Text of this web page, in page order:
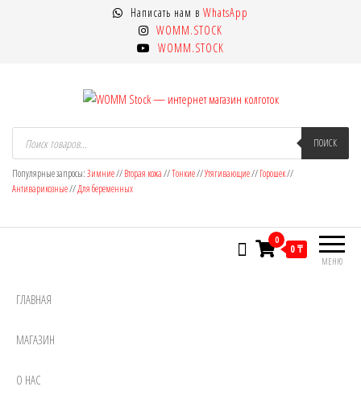
Написать нам в WhatsApp
WOMM.STOCK
WOMM.STOCK
WOMM Stock — интернет магазин
колготок
Колготки MANZI, Naja Street тонкие,
фантазийные, чулки, лосины
Поиск
товаров ПОИСК
Популярные запросы:Зимние//Вторая кожа//Тонкие//Утягивающие//Горошек//
Антиварикозные//Для беременных
МЕНЮ
0
0 ₸
ГЛАВНАЯ
МАГАЗИН
О НАС